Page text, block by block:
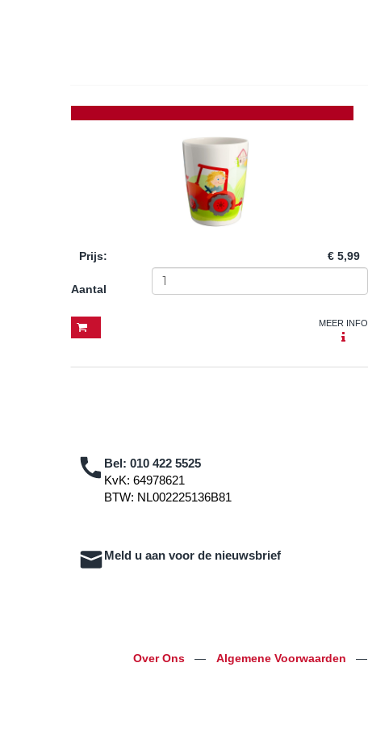
Prijs: € 5,99
Aantal
MEER INFO
Bel: 010 422 5525
KvK: 64978621
BTW: NL002225136B81
Meld u aan voor de nieuwsbrief
Over Ons — Algemene Voorwaarden —